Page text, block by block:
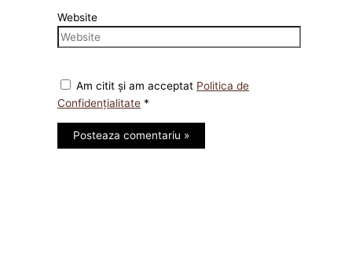
Website
Am citit și am acceptat Politica de
Confidențialitate *